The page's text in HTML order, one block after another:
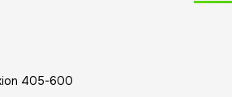
405-600